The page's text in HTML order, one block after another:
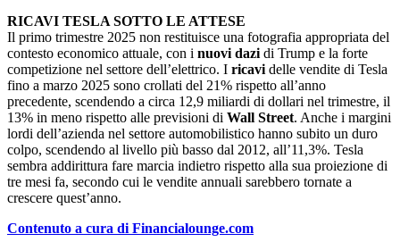
RICAVI TESLA SOTTO LE ATTESE
Il primo trimestre 2025 non restituisce una fotografia appropriata del
contesto economico attuale, con i nuovi dazi di Trump e la forte
competizione nel settore dell’elettrico. I ricavi delle vendite di Tesla
fino a marzo 2025 sono crollati del 21% rispetto all’anno
precedente, scendendo a circa 12,9 miliardi di dollari nel trimestre, il
13% in meno rispetto alle previsioni di Wall Street. Anche i margini
lordi dell’azienda nel settore automobilistico hanno subito un duro
colpo, scendendo al livello più basso dal 2012, all’11,3%. Tesla
sembra addirittura fare marcia indietro rispetto alla sua proiezione di
tre mesi fa, secondo cui le vendite annuali sarebbero tornate a
crescere quest’anno.
Contenuto a cura di Financialounge.com